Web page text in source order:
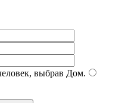
выбрав Дом.